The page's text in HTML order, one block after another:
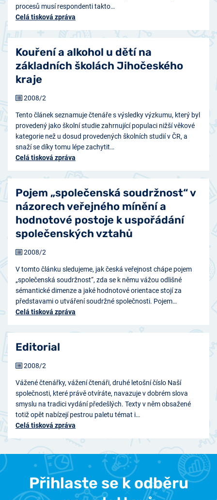
procesů musí respondenti takto…
Celá tisková zpráva
Kouření a alkohol u dětí na
základních školách Jihočeského
kraje
Tento článek seznamuje čtenáře s výsledky výzkumu, který byl
provedený jako školní studie zahrnující populaci nižší věkové
kategorie než u dosud provedených školních studií v ČR, a
snaží se díky tomu lépe zachytit…
Celá tisková zpráva
2008/2
Pojem „společenská soudržnost“ v
názorech veřejného mínění a
hodnotové postoje k uspořádání
společenských vztahů
V tomto článku sledujeme, jak česká veřejnost chápe pojem
„společenská soudržnost“, zda se k němu vážou odlišné
sémantické dimenze a jaké hodnotové orientace stojí za
představami o utváření soudržné společnosti. Pojem…
Celá tisková zpráva
2008/2
Editorial
Vážené čtenářky, vážení čtenáři, druhé letošní číslo Naší
společnosti, které právě otvíráte, navazuje v dobrém slova
smyslu na tradici vydání předešlých. Texty v něm obsažené
totiž opět nabízejí pestrou paletu témat i…
Celá tisková zpráva
2008/2
Přihlaste se k odběru